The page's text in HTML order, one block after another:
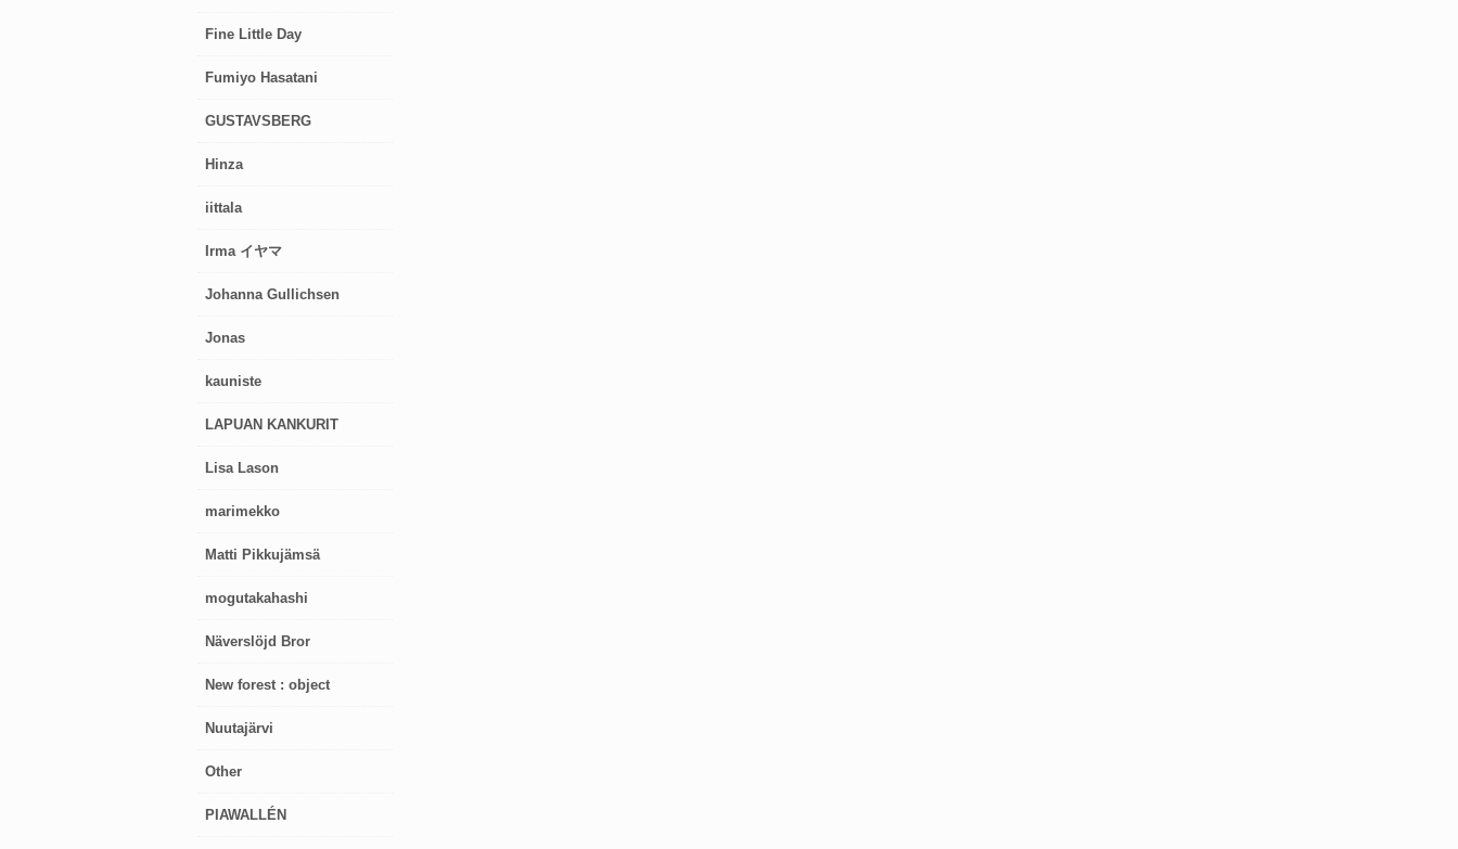
Fine Little Day
Fumiyo Hasatani
GUSTAVSBERG
Hinza
iittala
Irma イヤマ
Johanna Gullichsen
Jonas
kauniste
LAPUAN KANKURIT
Lisa Lason
marimekko
Matti Pikkujämsä
mogutakahashi
Näverslöjd Bror
New forest : object
Nuutajärvi
Other
PIAWALLÉN